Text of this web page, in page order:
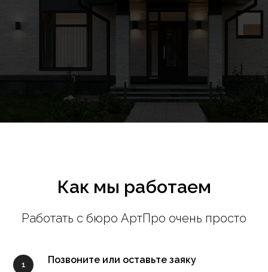
Как мы работаем
Работать с бюро АртПро очень просто
1 Позвоните или оставьте заяку